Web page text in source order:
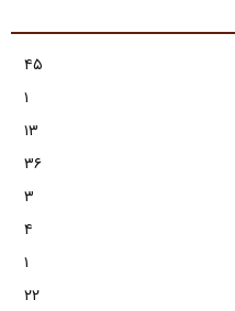
۴۵
۱
۱۳
۳۶
۳
۴
۱
۲۲